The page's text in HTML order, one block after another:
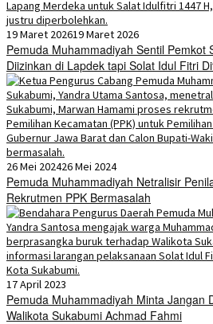
19 Maret 202619 Maret 2026
Pemuda Muhammadiyah Sentil Pemkot
Diizinkan di Lapdek tapi Solat Idul Fitri
26 Mei 202426 Mei 2024
Pemuda Muhammadiyah Netralisir
Rekrutmen PPK Bermasalah
17 April 2023
Pemuda Muhammadiyah Minta Jangan
Walikota Sukabumi Achmad Fahmi